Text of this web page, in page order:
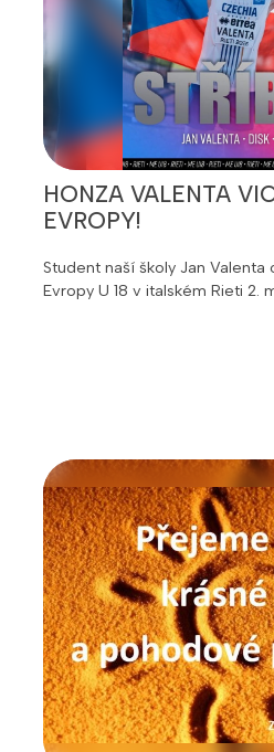
HONZA VALENTA
EVROPY!
Student naší školy Jan
Evropy U 18 v italském Rieti 2.